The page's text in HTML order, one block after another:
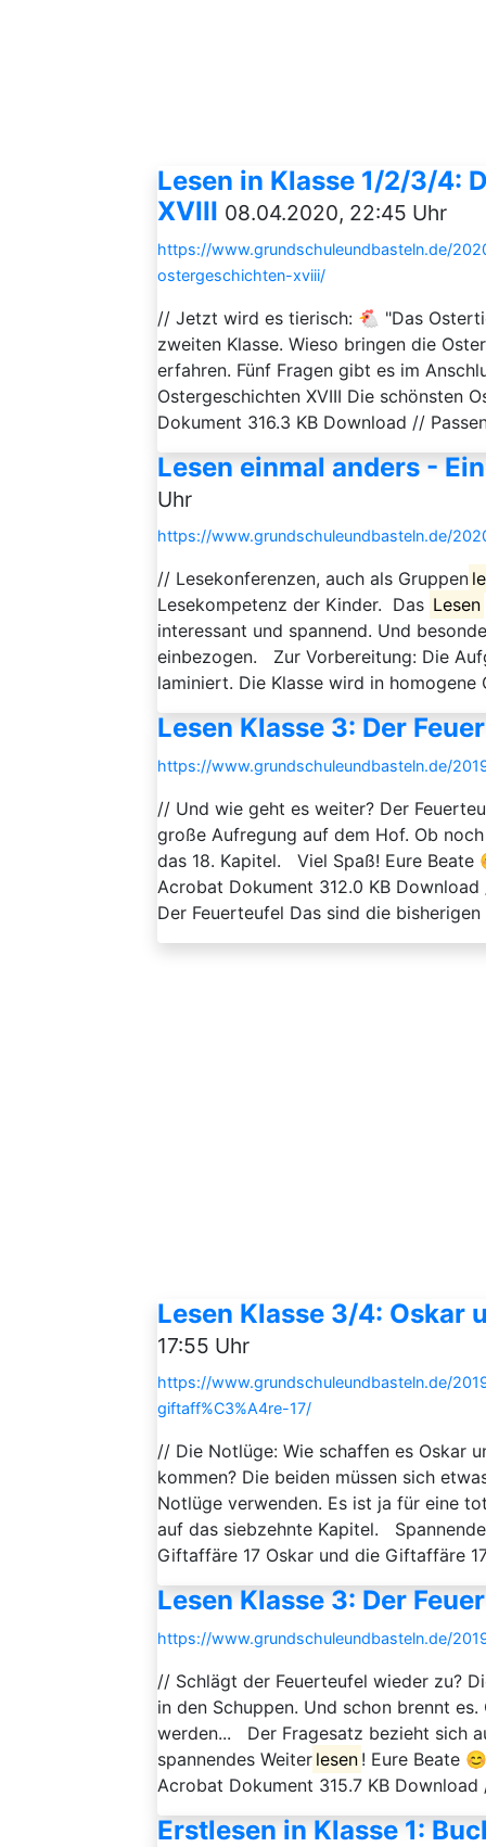
Lesen in Klasse 1/2/3/4:
XVIII 08.04.2020, 22:45 Uhr
https://www.grundschuleundbasteln.de/
ostergeschichten-xviii/
// Jetzt wird es tierisch: 🐔 "Das
zweiten Klasse. Wieso bringen die
erfahren. Fünf Fragen gibt es im
Ostergeschichten XVIII Die schönsten
Dokument 316.3 KB Download //
Lesen einmal anders -
Uhr
https://www.grundschuleundbasteln.de/
// Lesekonferenzen, auch als Gruppen
Lesekompetenz der Kinder. Das Lesen
interessant und spannend. Und
einbezogen. Zur Vorbereitung: Die
laminiert. Die Klasse wird in homogene
Lesen Klasse 3: Der
https://www.grundschuleundbasteln.de/
// Und wie geht es weiter? Der
große Aufregung auf dem Hof. Ob
das 18. Kapitel. Viel Spaß! Eure Beate
Acrobat Dokument 312.0 KB
Der Feuerteufel Das sind die
Lesen Klasse 3/4: Oskar
17:55 Uhr
https://www.grundschuleundbasteln.de/
giftaff%C3%A4re-17/
// Die Notlüge: Wie schaffen es Oskar
kommen? Die beiden müssen sich
Notlüge verwenden. Es ist ja für eine
auf das siebzehnte Kapitel.
Giftaffäre 17 Oskar und die Giftaffäre
Lesen Klasse 3: Der
https://www.grundschuleundbasteln.de/
// Schlägt der Feuerteufel wieder zu?
in den Schuppen. Und schon brennt
werden... Der Fragesatz bezieht sich
spannendes Weiter lesen ! Eure Beate
Acrobat Dokument 315.7 KB
Erstlesen in Klasse 1: